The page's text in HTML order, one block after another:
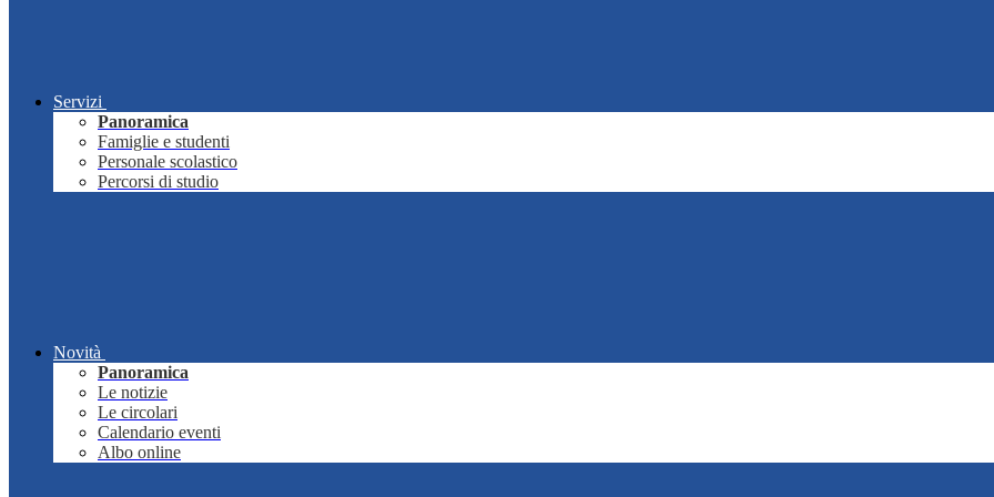
Servizi
Panoramica
Famiglie e studenti
Personale scolastico
Percorsi di studio
Novità
Panoramica
Le notizie
Le circolari
Calendario eventi
Albo online